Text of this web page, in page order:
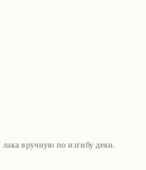
вручную по изгибу деки.